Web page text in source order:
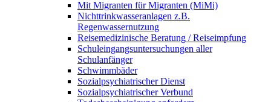
Mit Migranten für Migranten (MiMi)
Nichttrinkwasseranlagen z.B.
Regenwassernutzung
Reisemedizinische Beratung / Reiseimpfung
Schuleingangsuntersuchungen aller
Schulanfänger
Schwimmbäder
Sozialpsychiatrischer Dienst
Sozialpsychiatrischer Verbund